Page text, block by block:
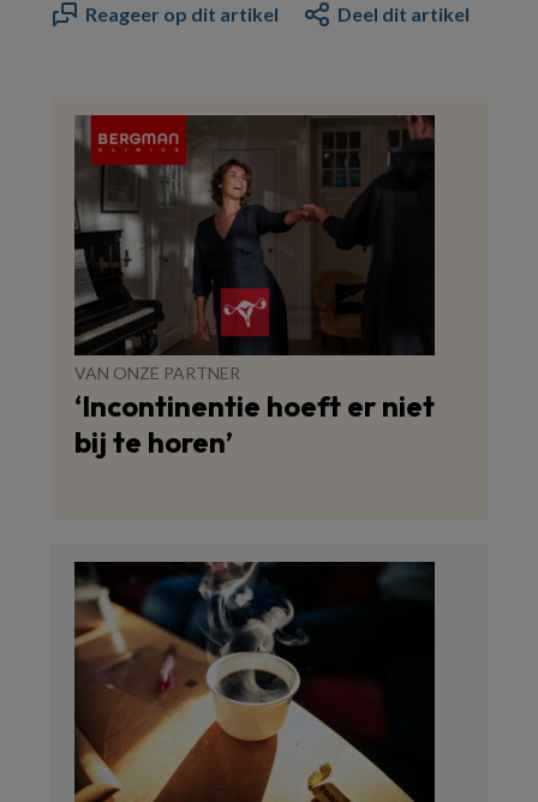
Reageer op dit artikel Deel dit artikel
VAN ONZE PARTNER
‘Incontinentie hoeft er niet
bij te horen’